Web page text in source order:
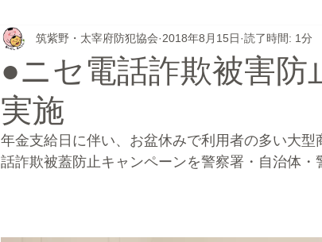
防犯パトロール
●ニセ電話詐欺被害防
実施
筑紫野・太宰府防犯協会 2018年8月15日 読了時間: 1分
年金支給日に伴い、お盆休みで利用者の多い大
話詐欺被蓋防止キャンペーンを警察署・自治体・